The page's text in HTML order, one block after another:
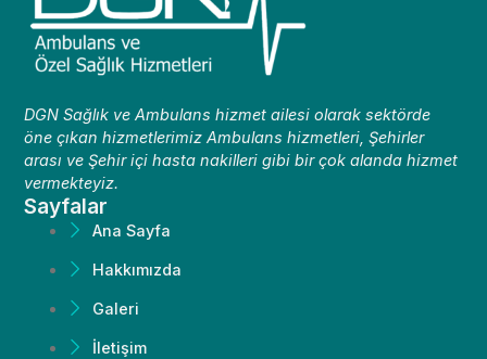
DGN Sağlık ve Ambulans hizmet ailesi olarak sektörde
öne çıkan hizmetlerimiz Ambulans hizmetleri, Şehirler
arası ve Şehir içi hasta nakilleri gibi bir çok alanda hizmet
vermekteyiz.
Sayfalar
Ana Sayfa
Hakkımızda
Galeri
İletişim